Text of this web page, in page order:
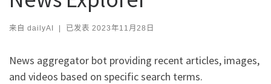
来自 dailyAI | 已发表 2023年11月28日
News aggregator bot providing recent articles, images,
and videos based on specific search terms.